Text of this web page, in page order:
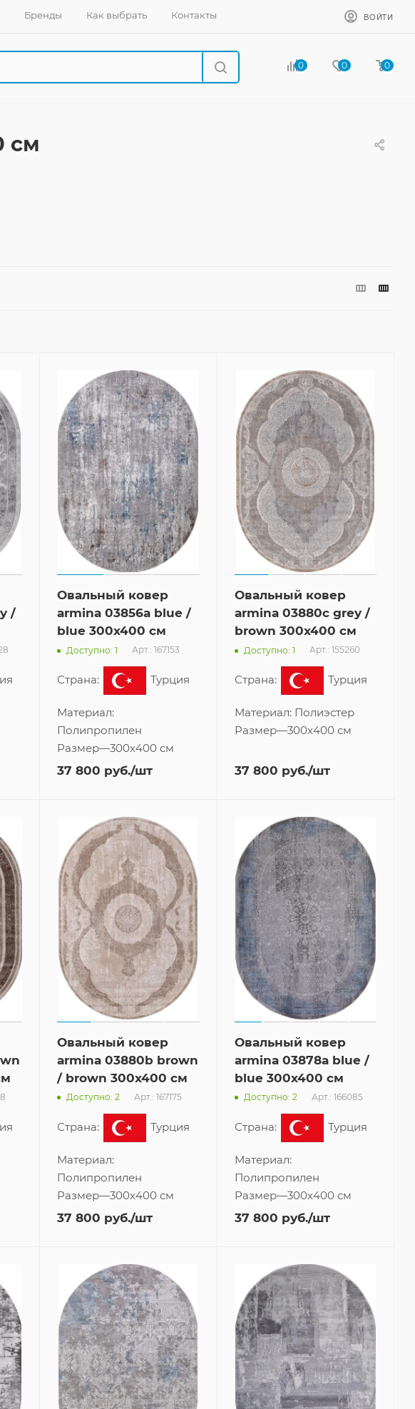
Бренды Как выбрать Контакты ВОЙТИ
0 0 0
см
/
Овальный ковер
armina 03856a blue /
blue 300x400 см
Доступно: 1 Арт.: 167153
Страна: Турция
Материал:
Полипропилен
Размер—300x400 см
37 800 руб./шт
Овальный ковер
armina 03880c grey /
brown 300x400 см
Доступно: 1 Арт.: 155260
Страна: Турция
Материал: Полиэстер
Размер—300x400 см
37 800 руб./шт
Овальный ковер
armina 03880b brown
/ brown 300x400 см
Доступно: 2 Арт.: 167175
Страна: Турция
Материал:
Полипропилен
Размер—300x400 см
37 800 руб./шт
Овальный ковер
armina 03878a blue /
blue 300x400 см
Доступно: 2 Арт.: 166085
Страна: Турция
Материал:
Полипропилен
Размер—300x400 см
37 800 руб./шт